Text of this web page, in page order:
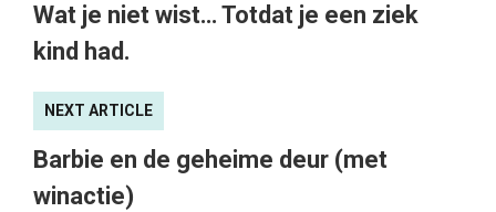
Wat je niet wist… Totdat je een ziek
kind had.
NEXT ARTICLE
Barbie en de geheime deur (met
winactie)